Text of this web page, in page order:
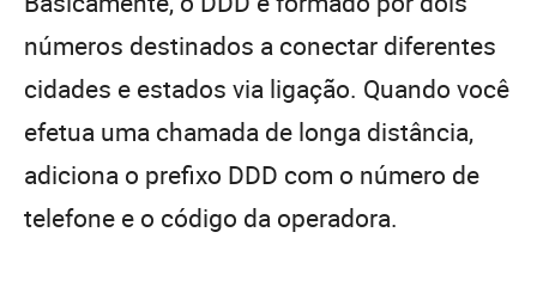
números destinados a conectar diferentes
cidades e estados via ligação. Quando você
efetua uma chamada de longa distância,
adiciona o prefixo DDD com o número de
telefone e o código da operadora.